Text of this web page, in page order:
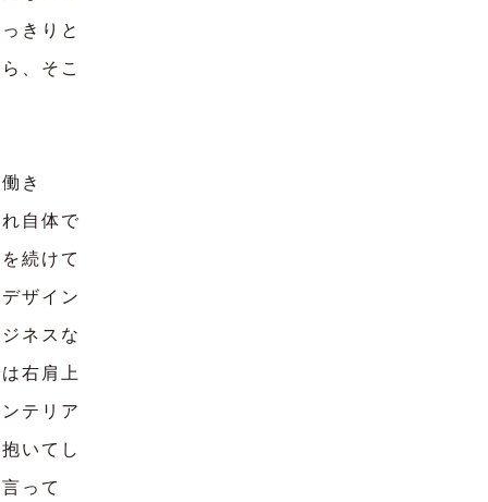
きりと
、そこ
き
自体で
続けて
ザイン
ネスな
右肩上
テリア
いてし
って